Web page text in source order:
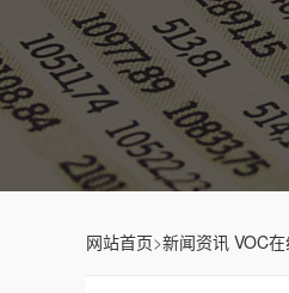
网站首页>新闻资讯 VOC